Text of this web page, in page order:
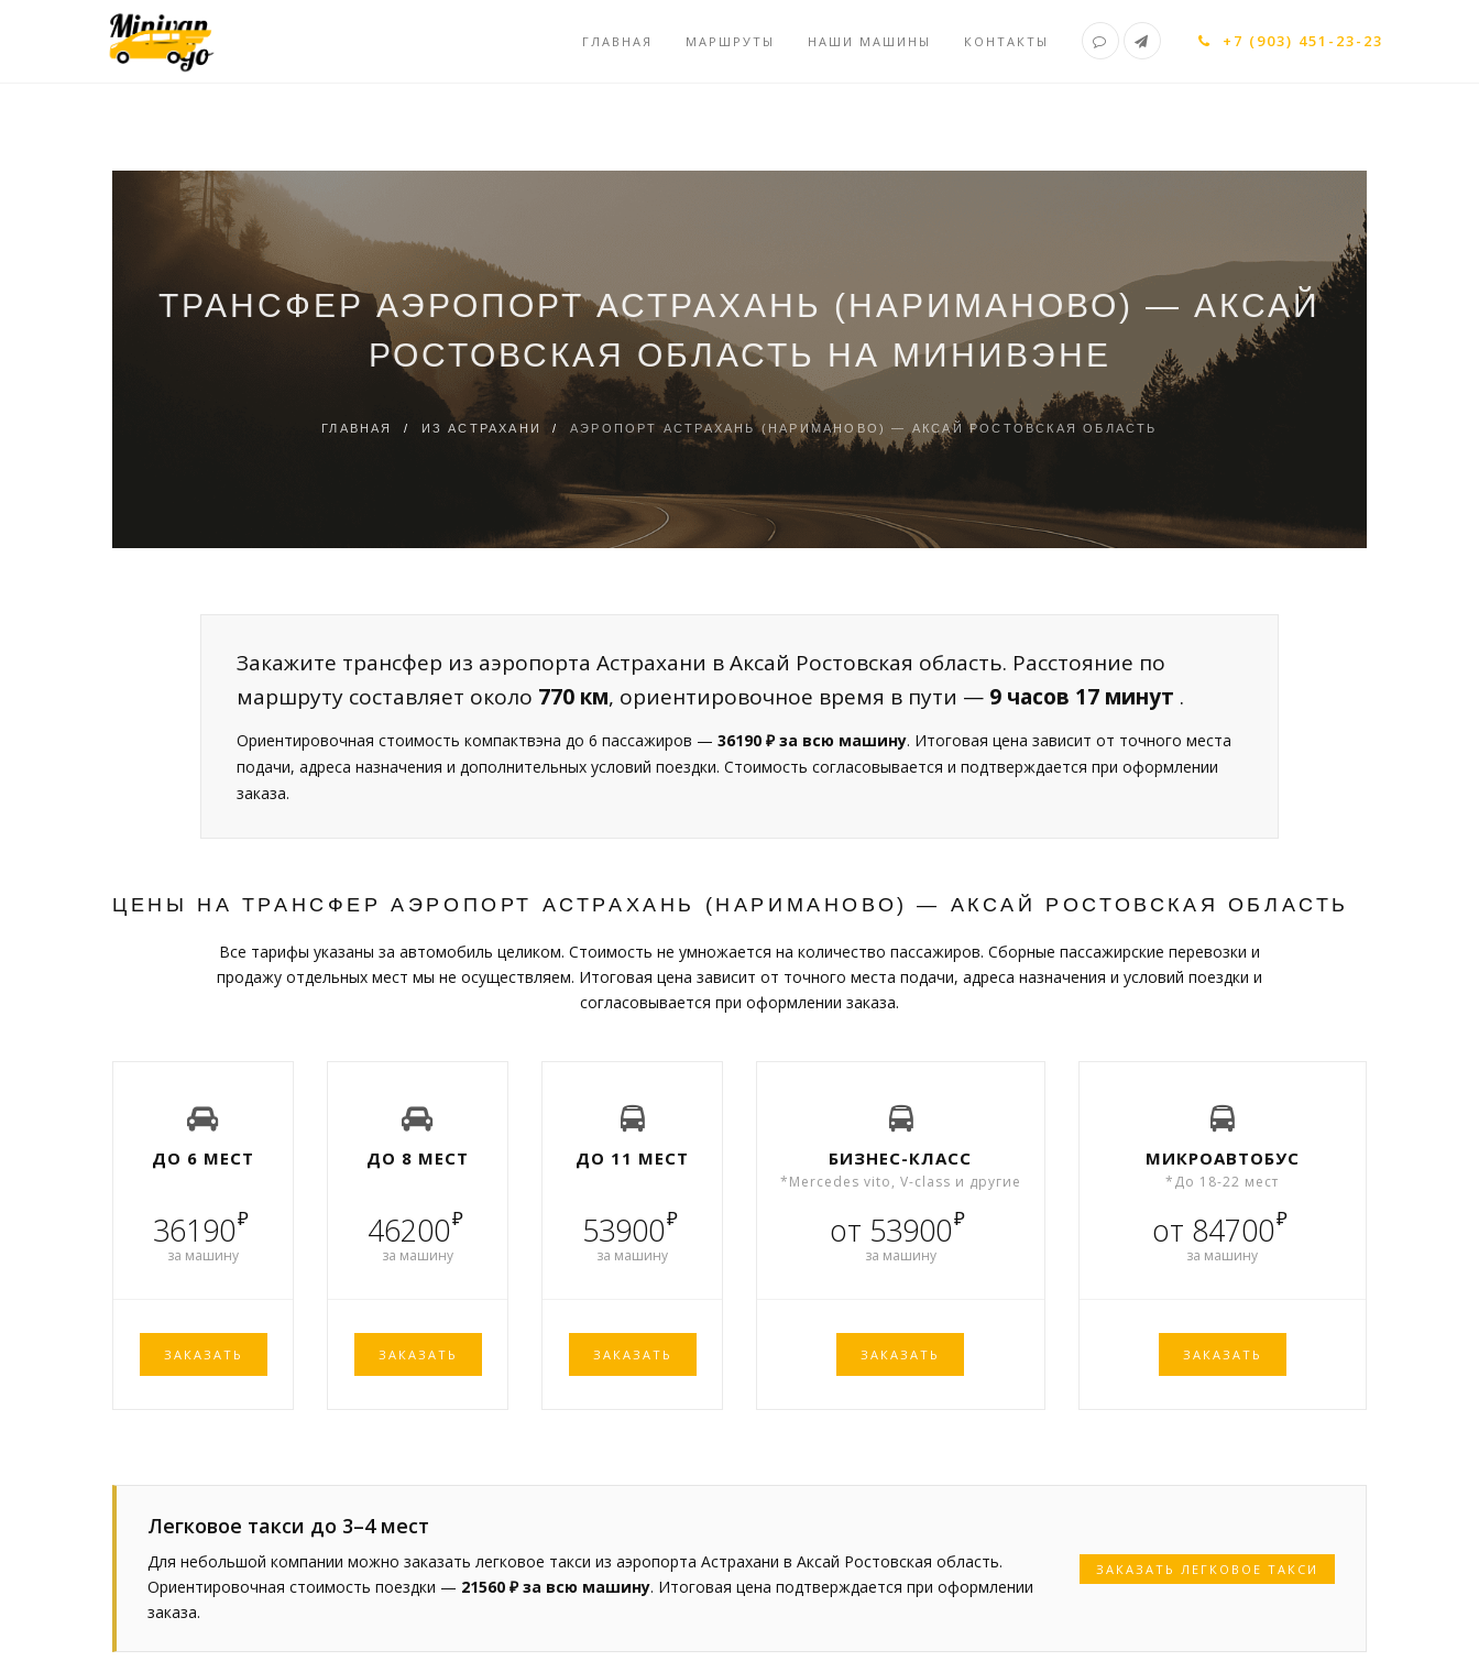
ГЛАВНАЯ МАРШРУТЫ НАШИ МАШИНЫ КОНТАКТЫ +7 (903) 451-23-23
ТРАНСФЕР АЭРОПОРТ АСТРАХАНЬ (НАРИМАНОВО) — АКСАЙ
РОСТОВСКАЯ ОБЛАСТЬ НА МИНИВЭНЕ
ГЛАВНАЯ / ИЗ АСТРАХАНИ /АЭРОПОРТ АСТРАХАНЬ (НАРИМАНОВО) — АКСАЙ РОСТОВСКАЯ ОБЛАСТЬ
Закажите трансфер из аэропорта Астрахани в Аксай Ростовская область. Расстояние по
маршруту составляет около 770 км, ориентировочное время в пути — 9 часов 17 минут .
Ориентировочная стоимость компактвэна до 6 пассажиров — 36190 ₽ за всю машину. Итоговая цена зависит от точного места
подачи, адреса назначения и дополнительных условий поездки. Стоимость согласовывается и подтверждается при оформлении
заказа.
ЦЕНЫ НА ТРАНСФЕР АЭРОПОРТ АСТРАХАНЬ (НАРИМАНОВО) — АКСАЙ РОСТОВСКАЯ ОБЛАСТЬ
Все тарифы указаны за автомобиль целиком. Стоимость не умножается на количество пассажиров. Сборные пассажирские перевозки и
продажу отдельных мест мы не осуществляем. Итоговая цена зависит от точного места подачи, адреса назначения и условий поездки и
согласовывается при оформлении заказа.
ДО 6 МЕСТ
36190₽
за машину
ЗАКАЗАТЬ
ДО 8 МЕСТ
46200₽
за машину
ЗАКАЗАТЬ
ДО 11 МЕСТ
53900₽
за машину
ЗАКАЗАТЬ
БИЗНЕС-КЛАСС
*Mercedes vito, V-class и другие
от 53900₽
за машину
ЗАКАЗАТЬ
МИКРОАВТОБУС
*До 18-22 мест
от 84700₽
за машину
ЗАКАЗАТЬ
Легковое такси до 3–4 мест
Для небольшой компании можно заказать легковое такси из аэропорта Астрахани в Аксай Ростовская область.
Ориентировочная стоимость поездки — 21560 ₽ за всю машину. Итоговая цена подтверждается при оформлении
заказа.
ЗАКАЗАТЬ ЛЕГКОВОЕ ТАКСИ